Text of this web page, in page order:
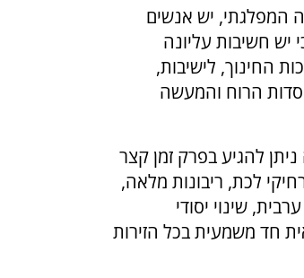
המפלגתי, יש אנשים
יש חשיבות עליונה
החינוך, לישיבות,
הרוח והמעשה
להגיע בפרק זמן קצר
לכת, ריבונות מלאה,
שינוי יסודי
חד משמעית בכל הזירות